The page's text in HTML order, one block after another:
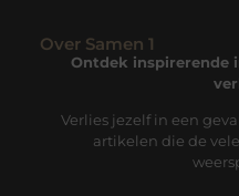
Over Samen 1
Ontdek inspirerende
Verlies jezelf in een
artikelen die de